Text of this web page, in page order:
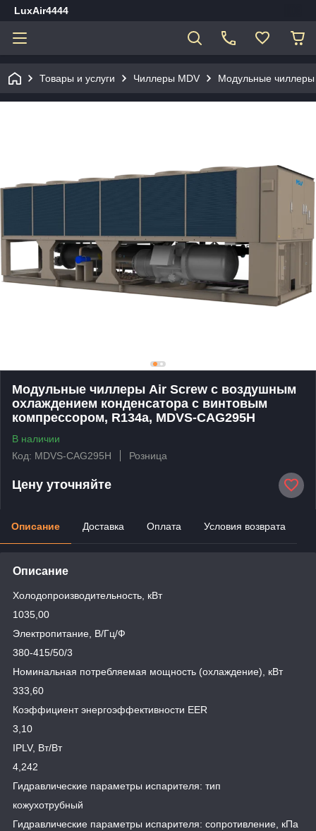
LuxAir4444
Товары и услуги Чиллеры MDV Модульные чиллеры
Модульные чиллеры Air Screw с воздушным
охлаждением конденсатора c винтовым
компрессором, R134a, MDVS-CAG295H
В наличии
Код: MDVS-CAG295H
Розница
Цену уточняйте
Описание Доставка Оплата Условия возврата
Описание
Холодопроизводительность, кВт
1035,00
Электропитание, В/Гц/Ф
380-415/50/3
Номинальная потребляемая мощность (охлаждение), кВт
333,60
Коэффициент энергоэффективности EER
3,10
IPLV, Вт/Вт
4,242
Гидравлические параметры испарителя: тип
кожухотрубный
Гидравлические параметры испарителя: сопротивление, кПа